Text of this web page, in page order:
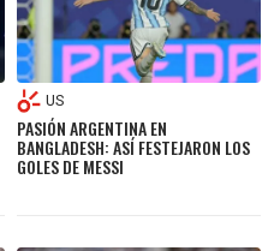
US
PASIÓN ARGENTINA EN
BANGLADESH: ASÍ FESTEJARON LOS
GOLES DE MESSI